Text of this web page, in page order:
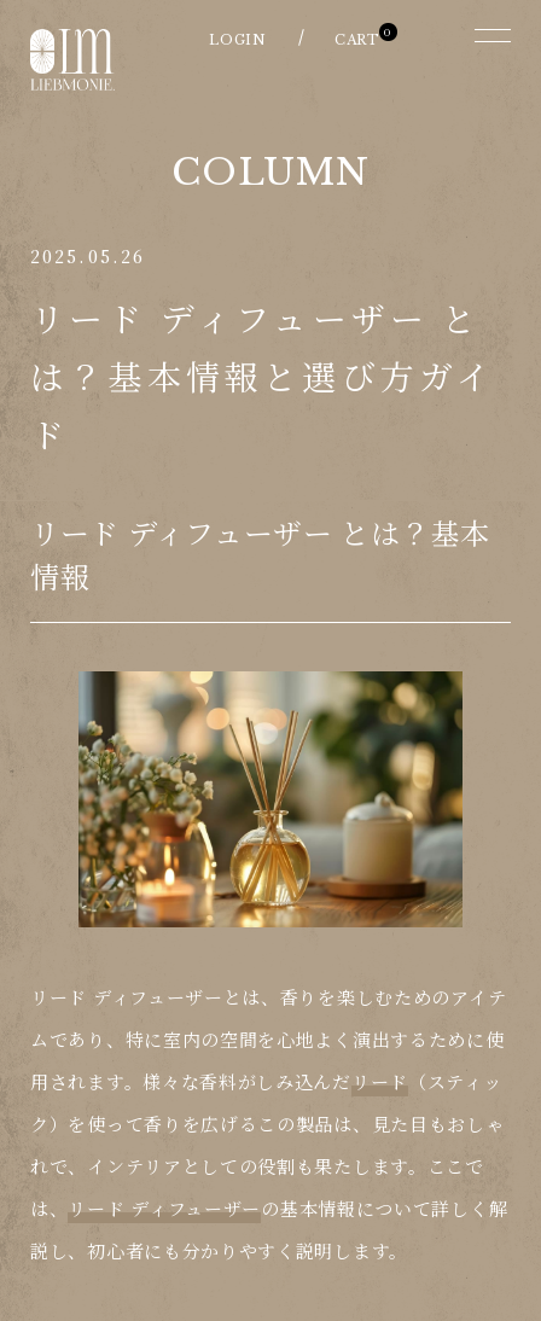
0
COLUMN
2025.05.26
リード ディフューザー と
は？基本情報と選び方ガイ
ド
リード ディフューザー とは？基本
情報
リード ディフューザーとは、香りを楽しむためのアイテ
ムであり、特に室内の空間を心地よく演出するために使
用されます。様々な香料がしみ込んだ リード
（スティッ
ク）を使って香りを広げるこの製品は、見た目もおしゃ
れで、インテリアとしての役割も果たします。ここで
は、
リード ディフューザーの基本情報について詳しく解
説し、初心者にも分かりやすく説明します。